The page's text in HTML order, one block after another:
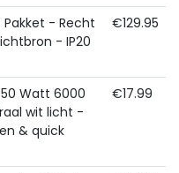
Pakket - Recht
- IP20
€129.95
50 Watt 6000
wit licht -
& quick
€17.99